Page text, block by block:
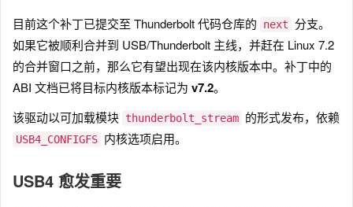
目前这个补丁已提交至 Thunderbolt 代码仓库的 next 分支。
如果它被顺利合并到 USB/Thunderbolt 主线，并赶在 Linux 7.2
的合并窗口之前，那么它有望出现在该内核版本中。补丁中的
ABI 文档已将目标内核版本标记为 v7.2。
该驱动以可加载模块 thunderbolt_stream 的形式发布，依赖
USB4_CONFIGFS 内核选项启用。
USB4 愈发重要